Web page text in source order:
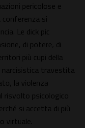
pericolose e
si
Le dick pic
di potere, di
più cupi della
narcisistica travestita
la violenza
risvolto psicologico
si accetta di più
virtuale.